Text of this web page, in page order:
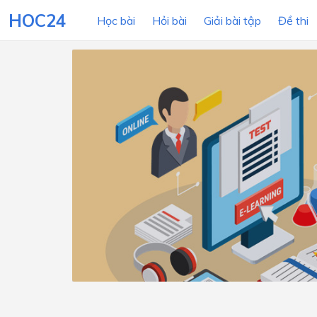
HOC24 Học bài Hỏi bài Giải bài tập Đề thi
LỚP HỌC
Lớp 12
Lớp 8
Lớp 7